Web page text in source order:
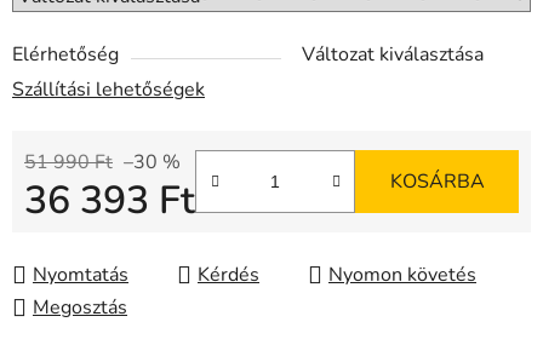
Elérhetőség
Változat kiválasztása
Szállítási lehetőségek
51 990 Ft –30 %
36 393 Ft KOSÁRBA
Nyomtatás Kérdés
Nyomon követés
Megosztás